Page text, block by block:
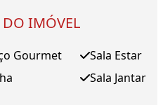
DO IMÓVEL
Gourmet
Sala Estar
Sala Jantar